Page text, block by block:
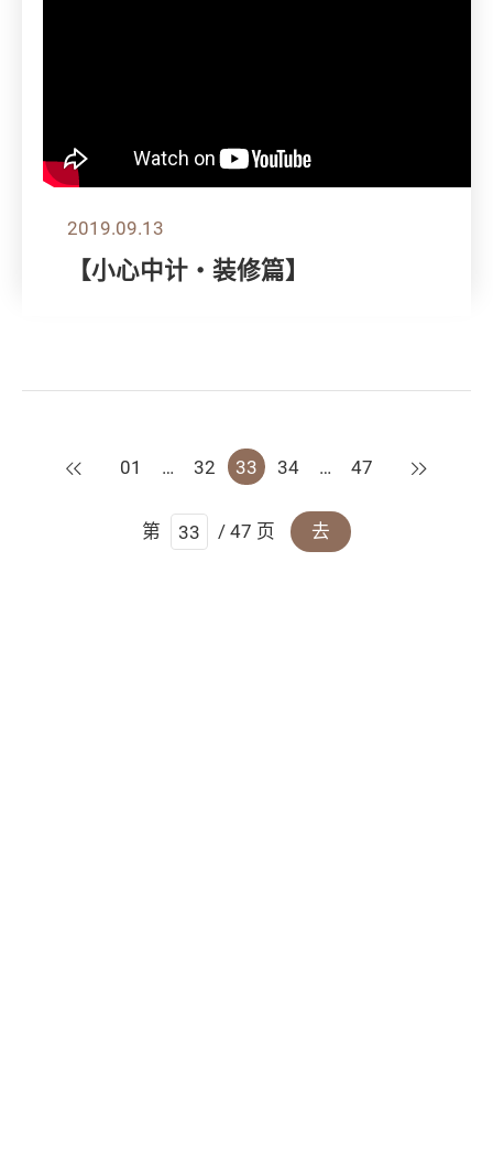
2019.09.13
【小心中计‧装修篇】
上一页
01 … 32 33 34 … 47 下一页
第 / 47 页 去